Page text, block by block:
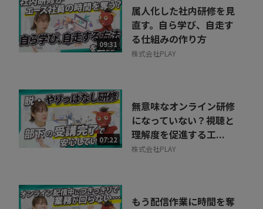
09:31
属人化した社内研修を見
直す。自ら学び、自走す
る仕組みの作り方
株式会社PLAY
07:22
無意味なオンライン研修
になっていない？視聴と
理解度を促進する工...
株式会社PLAY
もう配信作業に時間を奪